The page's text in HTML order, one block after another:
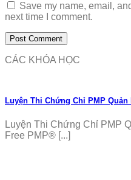
Save my name, email,
next time I comment.
CÁC KHÓA HỌC
Luyện Thi Chứng Chỉ PMP
Luyện Thi Chứng Chỉ PMP
Free PMP® [...]